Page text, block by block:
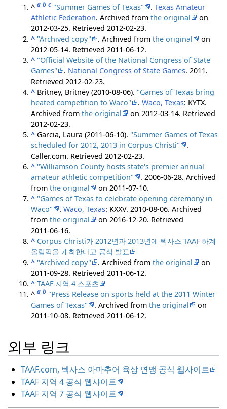
^a b c "Summer Games of Texas" .Texas Amateur
Athletic Federation. Archived fromthe original
on
2012-03-25. Retrieved2012-02-23.
^ "Archived copy" . Archived fromthe original
on
2012-05-14. Retrieved2011-06-12.
^ "Official Website of the National Congress of State
Games"
. National Congress of State Games. 2011.
Retrieved2012-02-23.
^ Britney, Britney (2010-08-06). "Games of Texas bring
heated competition to Waco"
.Waco, Texas: KYTX.
Archived fromthe original on 2012-03-14. Retrieved
2012-02-23.
^ Garcia, Laura (2011-06-10). "Summer Games of Texas
scheduled for 2012, 2013 in Corpus Christi"
.
Caller.com. Retrieved2012-02-23.
^ "Williamson County hosts state's premier annual
amateur athletic competition"
. 2006-06-28. Archived
fromthe original
on 2011-07-10.
^ "Games of Texas to celebrate opening ceremony in
Waco"
.Waco, Texas: KXXV. 2010-08-06. Archived
fromthe original on 2016-12-20. Retrieved
2011-06-16.
^ Corpus Christi가 2012년과 2013년에 텍사스 TAAF 하계
올림픽을 개최한다고 공식 발표
^ "Archived copy" . Archived fromthe original
on
2011-09-28. Retrieved2011-06-12.
^ TAAF 지역 4 스포츠
^a b "Press Release on sports held at the 2011 Winter
Games of Texas"
. Archived fromthe original
on
2011-10-08. Retrieved2011-06-12.
외부 링크
TAAF.com, 텍사스 아마추어 육상 연맹 공식 웹사이트
TAAF 지역 4 공식 웹사이트
TAAF 지역 7 공식 웹사이트